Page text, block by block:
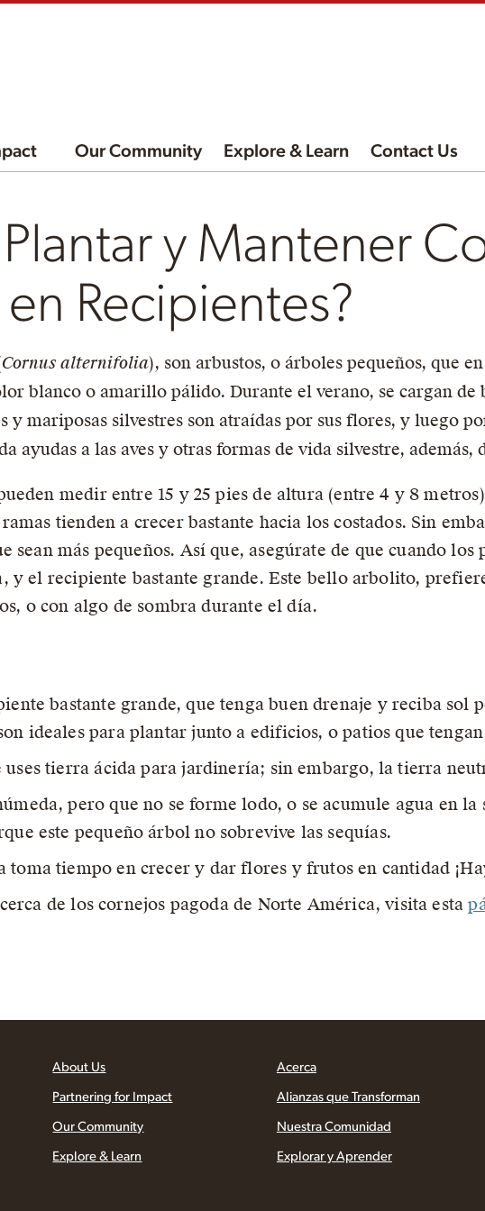
Our Community Explore & Learn Contact Us
y Mantener
Recipientes?
Cornus alternifolia), son arbustos, o árboles pequeños, que
blanco o amarillo pálido. Durante el verano, se cargan de
y mariposas silvestres son atraídas por sus flores, y luego
ayudas a las aves y otras formas de vida silvestre,
medir entre 15 y 25 pies de altura (entre 4 y 8
tienden a crecer bastante hacia los costados. Sin
sean más pequeños. Así que, asegúrate de que cuando
y el recipiente bastante grande. Este bello arbolito,
o con algo de sombra durante el día.
bastante grande, que tenga buen drenaje y reciba sol
ideales para plantar junto a edificios, o patios que
uses tierra ácida para jardinería; sin embargo, la tierra
pero que no se forme lodo, o se acumule agua en
este pequeño árbol no sobrevive las sequías.
toma tiempo en crecer y dar flores y frutos en cantidad
de los cornejos pagoda de Norte América, visita esta
About Us
Partnering for Impact
Our Community
Explore & Learn
Acerca
Alianzas que Transforman
Nuestra Comunidad
Explorar y Aprender